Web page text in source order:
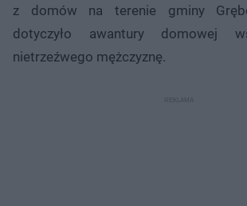
z domów na terenie gminy
dotyczyło awantury domowej
nietrzeźwego mężczyznę.